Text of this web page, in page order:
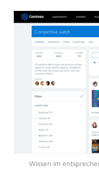
Wissen im